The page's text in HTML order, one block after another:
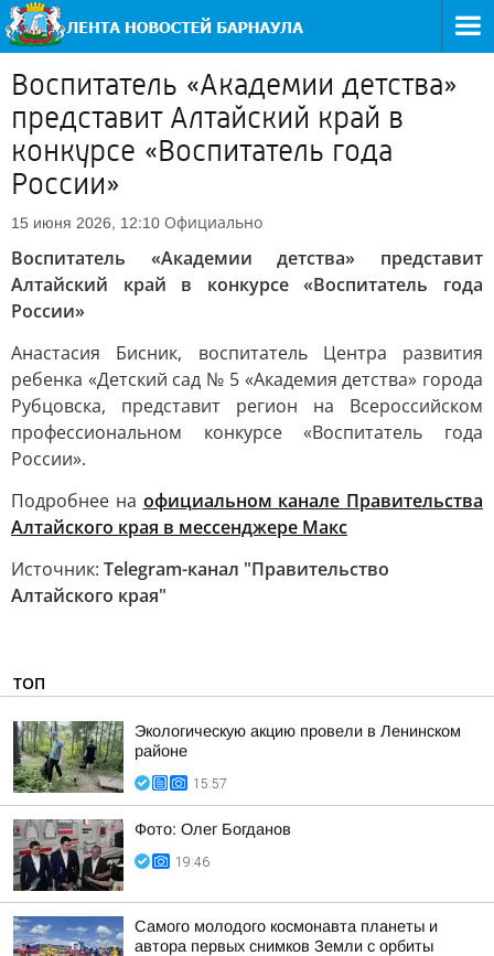
Воспитатель «Академии детства»
представит Алтайский край в
конкурсе «Воспитатель года
России»
15 июня 2026, 12:10 Официально
Воспитатель «Академии детства» представит
Алтайский край в конкурсе «Воспитатель года
России»
Анастасия Бисник, воспитатель Центра развития
ребенка «Детский сад № 5 «Академия детства» города
Рубцовска, представит регион на Всероссийском
профессиональном конкурсе «Воспитатель года
России».
Подробнее на официальном канале Правительства
Алтайского края в мессенджере Макс
Источник: Telegram-канал "Правительство
Алтайского края"
ТОП
Экологическую акцию провели в Ленинском
районе
15:57
Фото: Олег Богданов
19:46
Самого молодого космонавта планеты и
автора первых снимков Земли с орбиты